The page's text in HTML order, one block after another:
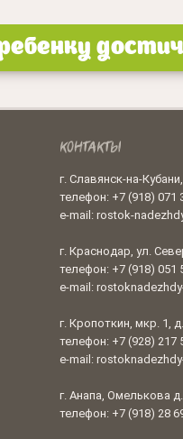
КОНТАКТЫ
г. Славянск-на-
телефон: +7 (918) 071
e-mail: rostok-
г. Краснодар, ул.
телефон: +7 (918) 051
e-mail:
г. Кропоткин, мкр. 1,
телефон: +7 (928) 217
e-mail:
г. Анапа, Омелькова
телефон: +7 (918) 28